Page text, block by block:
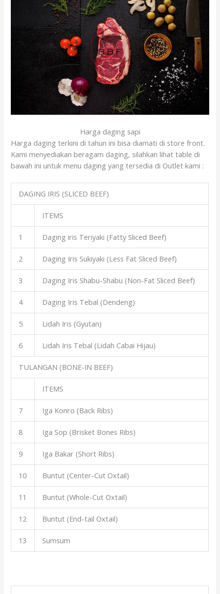
Harga daging sapi
Harga daging terkini di tahun ini bisa diamati di store front.
Kami menyediakan beragam daging, silahkan lihat table di
bawah ini untuk menu daging yang tersedia di Outlet kami :
DAGING IRIS (SLICED BEEF)
ITEMS
1 Daging iris Teriyaki (Fatty Sliced Beef)
2 Daging Iris Sukiyaki (Less Fat Sliced Beef)
3 Daging Iris Shabu-Shabu (Non-Fat Sliced Beef)
4 Daging Iris Tebal (Dendeng)
5 Lidah Iris (Gyutan)
6 Lidah Iris Tebal (Lidah Cabai Hijau)
TULANGAN (BONE-IN BEEF)
ITEMS
7 Iga Konro (Back Ribs)
8 Iga Sop (Brisket Bones Ribs)
9 Iga Bakar (Short Ribs)
10 Buntut (Center-Cut Oxtail)
11 Buntut (Whole-Cut Oxtail)
12 Buntut (End-tail Oxtail)
13 Sumsum